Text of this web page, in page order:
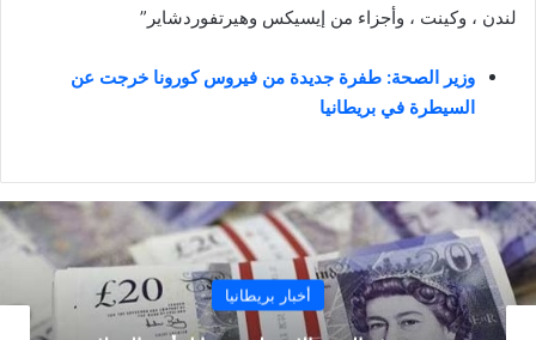
لندن ، وكينت ، وأجزاء من إيسيكس وهيرتفوردشاير”
وزير الصحة: طفرة جديدة من فيروس كورونا خرجت عن
السيطرة في بريطانيا
أخبار بريطانيا